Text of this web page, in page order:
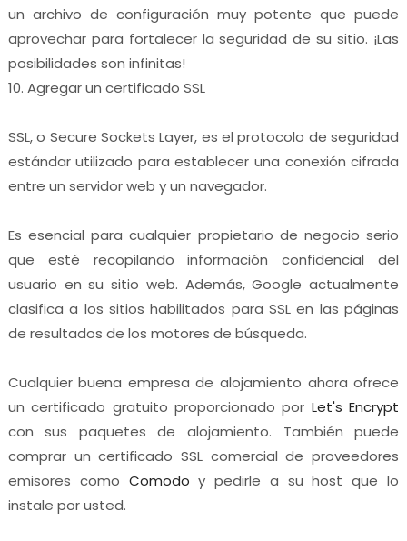
un archivo de configuración muy potente que puede
aprovechar para fortalecer la seguridad de su sitio. ¡Las
posibilidades son infinitas!
10. Agregar un certificado SSL
SSL, o Secure Sockets Layer, es el protocolo de seguridad
estándar utilizado para establecer una conexión cifrada
entre un servidor web y un navegador.
Es esencial para cualquier propietario de negocio serio
que esté recopilando información confidencial del
usuario en su sitio web. Además, Google actualmente
clasifica a los sitios habilitados para SSL en las páginas
de resultados de los motores de búsqueda.
Cualquier buena empresa de alojamiento ahora ofrece
un certificado gratuito proporcionado por Let's Encrypt
con sus paquetes de alojamiento. También puede
comprar un certificado SSL comercial de proveedores
emisores como Comodo y pedirle a su host que lo
instale por usted.